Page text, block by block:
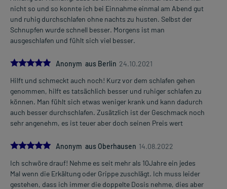
nicht so und so konnte ich bei Einnahme einmal am Abend gut
und ruhig durchschlafen ohne nachts zu husten. Selbst der
Schnupfen wurde schnell besser. Morgens ist man
ausgeschlafen und fühlt sich viel besser.
5.0Anonym aus Berlin 24.10.2021
Hilft und schmeckt auch noch! Kurz vor dem schlafen gehen
genommen, hilft es tatsächlich besser und ruhiger schlafen zu
können. Man fühlt sich etwas weniger krank und kann dadurch
auch besser durchschlafen. Zusätzlich ist der Geschmack noch
sehr angenehm, es ist teuer aber doch seinen Preis wert
5.0Anonym aus Oberhausen 14.08.2022
Ich schwöre drauf! Nehme es seit mehr als 10Jahre ein jedes
Mal wenn die Erkältung oder Grippe zuschlägt. Ich muss leider
gestehen, dass ich immer die doppelte Dosis nehme, dies aber